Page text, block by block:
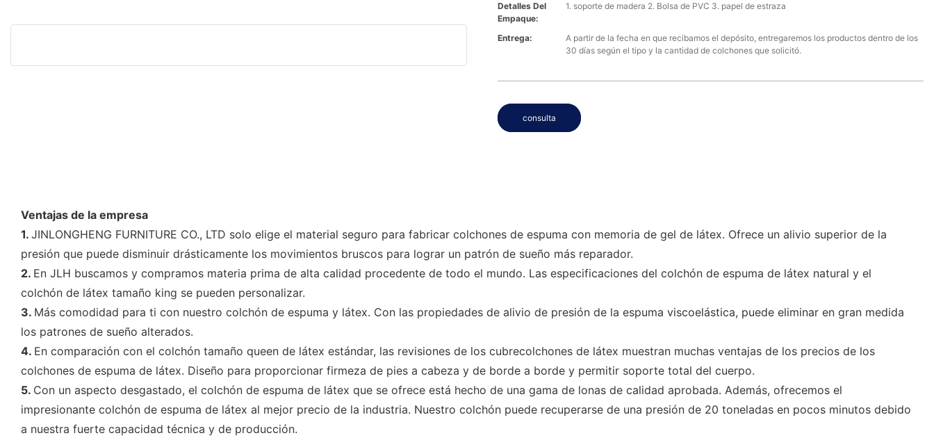
Detalles Del
Empaque:
1. soporte de madera 2. Bolsa de PVC 3. papel de estraza
Entrega:
A partir de la fecha en que recibamos el depósito, entregaremos los productos dentro de los
30 días según el tipo y la cantidad de colchones que solicitó.
consulta
Ventajas de la empresa
1. JINLONGHENG FURNITURE CO., LTD solo elige el material seguro para fabricar colchones de espuma con memoria de gel de látex. Ofrece un alivio superior de la
presión que puede disminuir drásticamente los movimientos bruscos para lograr un patrón de sueño más reparador.
2. En JLH buscamos y compramos materia prima de alta calidad procedente de todo el mundo. Las especificaciones del colchón de espuma de látex natural y el
colchón de látex tamaño king se pueden personalizar.
3. Más comodidad para ti con nuestro colchón de espuma y látex. Con las propiedades de alivio de presión de la espuma viscoelástica, puede eliminar en gran medida
los patrones de sueño alterados.
4. En comparación con el colchón tamaño queen de látex estándar, las revisiones de los cubrecolchones de látex muestran muchas ventajas de los precios de los
colchones de espuma de látex. Diseño para proporcionar firmeza de pies a cabeza y de borde a borde y permitir soporte total del cuerpo.
5. Con un aspecto desgastado, el colchón de espuma de látex que se ofrece está hecho de una gama de lonas de calidad aprobada. Además, ofrecemos el
impresionante colchón de espuma de látex al mejor precio de la industria. Nuestro colchón puede recuperarse de una presión de 20 toneladas en pocos minutos debido
a nuestra fuerte capacidad técnica y de producción.